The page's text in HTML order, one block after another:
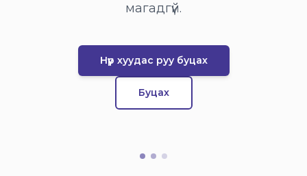
магадгүй.
Нүүр хуудас руу буцах
Буцах